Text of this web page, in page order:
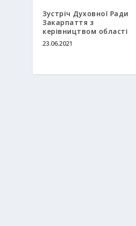
Зустріч Духовної Ради
Закарпаття з
керівництвом області
23.06.2021